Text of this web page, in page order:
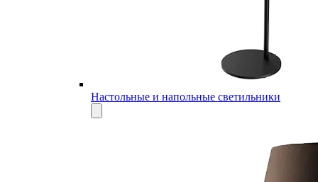
Настольные и напольные светильники